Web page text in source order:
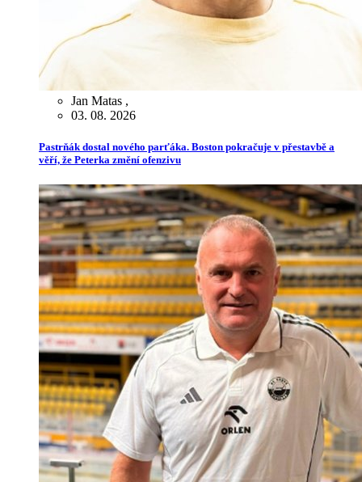
Jan Matas ,
03. 08. 2026
Pastrňák dostal nového parťáka. Boston pokračuje v přestavbě a
věří, že Peterka změní ofenzivu